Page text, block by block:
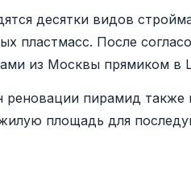
десятки видов
пластмасс. После
из Москвы прямиком
пирамид также
площадь для